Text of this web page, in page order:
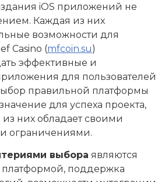
iOS приложений не
Каждая из них
возможности для
Casino (mfcoin.su)
эффективные и
для пользователей
правильной платформы
для успеха проекта,
них обладает своими
ограничениями.
выбора являются
платформой, поддержка